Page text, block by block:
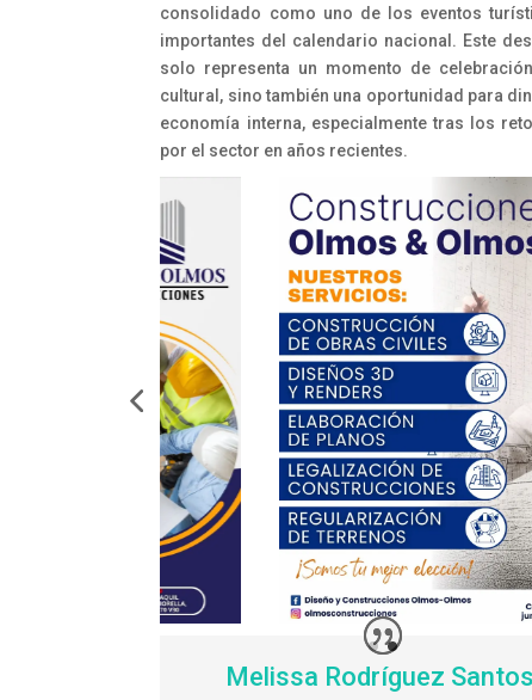
consolidado como uno de los eventos
importantes del calendario nacional. Este
solo representa un momento de
cultural, sino también una oportunidad para
economía interna, especialmente tras los
por el sector en años recientes.
Melissa Rodríguez